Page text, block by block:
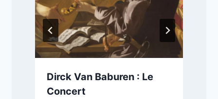
Dirck Van Baburen : Le
Concert